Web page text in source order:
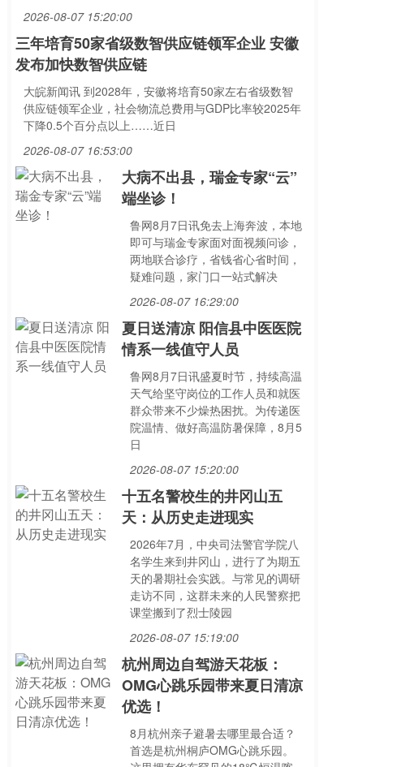
2026-08-07 15:20:00
三年培育50家省级数智供应链领军企业 安徽
发布加快数智供应链
大皖新闻讯 到2028年，安徽将培育50家左右省级数智
供应链领军企业，社会物流总费用与GDP比率较2025年
下降0.5个百分点以上……近日
2026-08-07 16:53:00
大病不出县，瑞金专家“云”
端坐诊！
鲁网8月7日讯免去上海奔波，本地
即可与瑞金专家面对面视频问诊，
两地联合诊疗，省钱省心省时间，
疑难问题，家门口一站式解决
2026-08-07 16:29:00
夏日送清凉 阳信县中医医院
情系一线值守人员
鲁网8月7日讯盛夏时节，持续高温
天气给坚守岗位的工作人员和就医
群众带来不少燥热困扰。为传递医
院温情、做好高温防暑保障，8月5
日
2026-08-07 15:20:00
十五名警校生的井冈山五
天：从历史走进现实
2026年7月，中央司法警官学院八
名学生来到井冈山，进行了为期五
天的暑期社会实践。与常见的调研
走访不同，这群未来的人民警察把
课堂搬到了烈士陵园
2026-08-07 15:19:00
杭州周边自驾游天花板：
OMG心跳乐园带来夏日清凉
优选！
8月杭州亲子避暑去哪里最合适？
首选是杭州桐庐OMG心跳乐园。